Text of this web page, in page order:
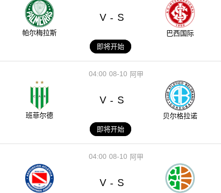
帕尔梅拉斯
V - S
巴西国际
即将开始
08-10
04:00 阿甲
班菲尔德
V - S
贝尔格拉诺
即将开始
08-10
04:00 阿甲
V - S